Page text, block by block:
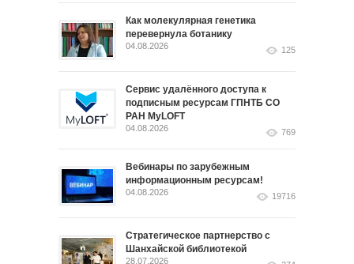
Как молекулярная генетика
перевернула ботанику
04.08.2026 125
Сервис удалённого доступа к
подписным ресурсам ГПНТБ СО
РАН MyLOFT
04.08.2026 769
Вебинары по зарубежным
информационным ресурсам!
04.08.2026 19716
Стратегическое партнерство с
Шанхайской библиотекой
28.07.2026